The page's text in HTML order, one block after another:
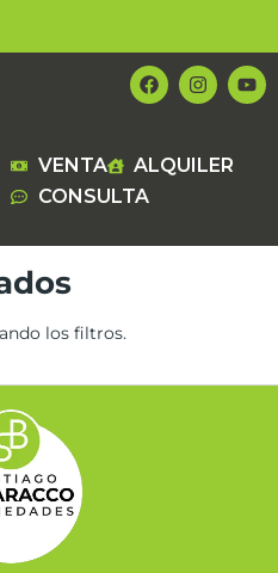
F
a
c
o
k
I
n
s
g
Y
o
u
VENTA
ALQUILER
CONSULTA
los filtros.